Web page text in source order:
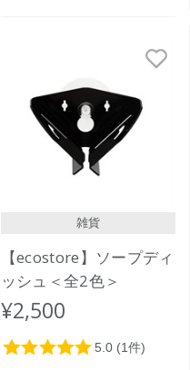
雑貨
【ecostore】ソープディ
ッシュ＜全2色＞
¥2,500